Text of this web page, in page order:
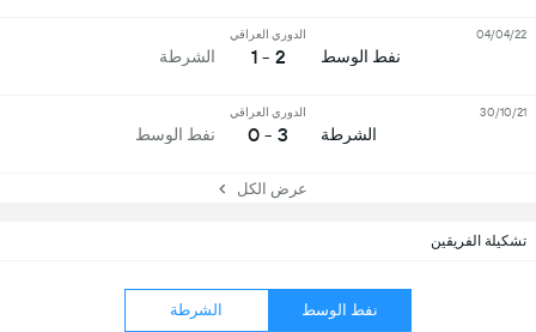
تشكيلة الفريقين
نفط الوسط الشرطة
نفط الوسط
الدوري العراقي
2 - 1 الشرطة
04/04/22
الشرطة
الدوري العراقي
3 - 0 نفط الوسط
30/10/21
عرض الكل